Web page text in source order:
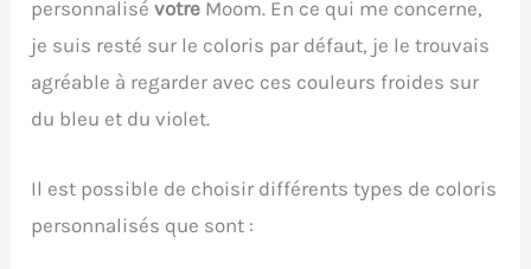
personnalisévotre Moom. En ce qui me concerne,
je suis resté sur le coloris par défaut, je le trouvais
agréable à regarder avec ces couleurs froides sur
du bleu et du violet.
Il est possible de choisir différents types de coloris
personnalisés que sont :